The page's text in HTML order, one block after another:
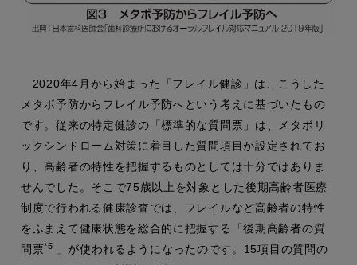
2020年4月から始まった「フレイル健診」は、こうした
メタボ予防からフレイル予防へという考えに基づいたもの
です。従来の特定健診の「標準的な質問票」は、メタボリ
ックシンドローム対策に着目した質問項目が設定されてお
り、高齢者の特性を把握するものとしては十分ではありま
せんでした。そこで75歳以上を対象とした後期高齢者医療
制度で行われる健康診査では、フレイルなど高齢者の特性
をふまえて健康状態を総合的に把握する「後期高齢者の質
問票*5
」が使われるようになったのです。15項目の質問の